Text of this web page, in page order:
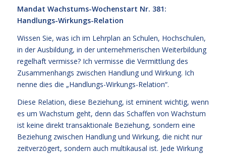
Mandat Wachstums-Wochenstart Nr. 381:
Handlungs-Wirkungs-Relation
Wissen Sie, was ich im Lehrplan an Schulen, Hochschulen,
in der Ausbildung, in der unternehmerischen Weiterbildung
regelhaft vermisse? Ich vermisse die Vermittlung des
Zusammenhangs zwischen Handlung und Wirkung. Ich
nenne dies die „Handlungs-Wirkungs-Relation“.
Diese Relation, diese Beziehung, ist eminent wichtig, wenn
es um Wachstum geht, denn das Schaffen von Wachstum
ist keine direkt transaktionale Beziehung, sondern eine
Beziehung zwischen Handlung und Wirkung, die nicht nur
zeitverzögert, sondern auch multikausal ist. Jede Wirkung